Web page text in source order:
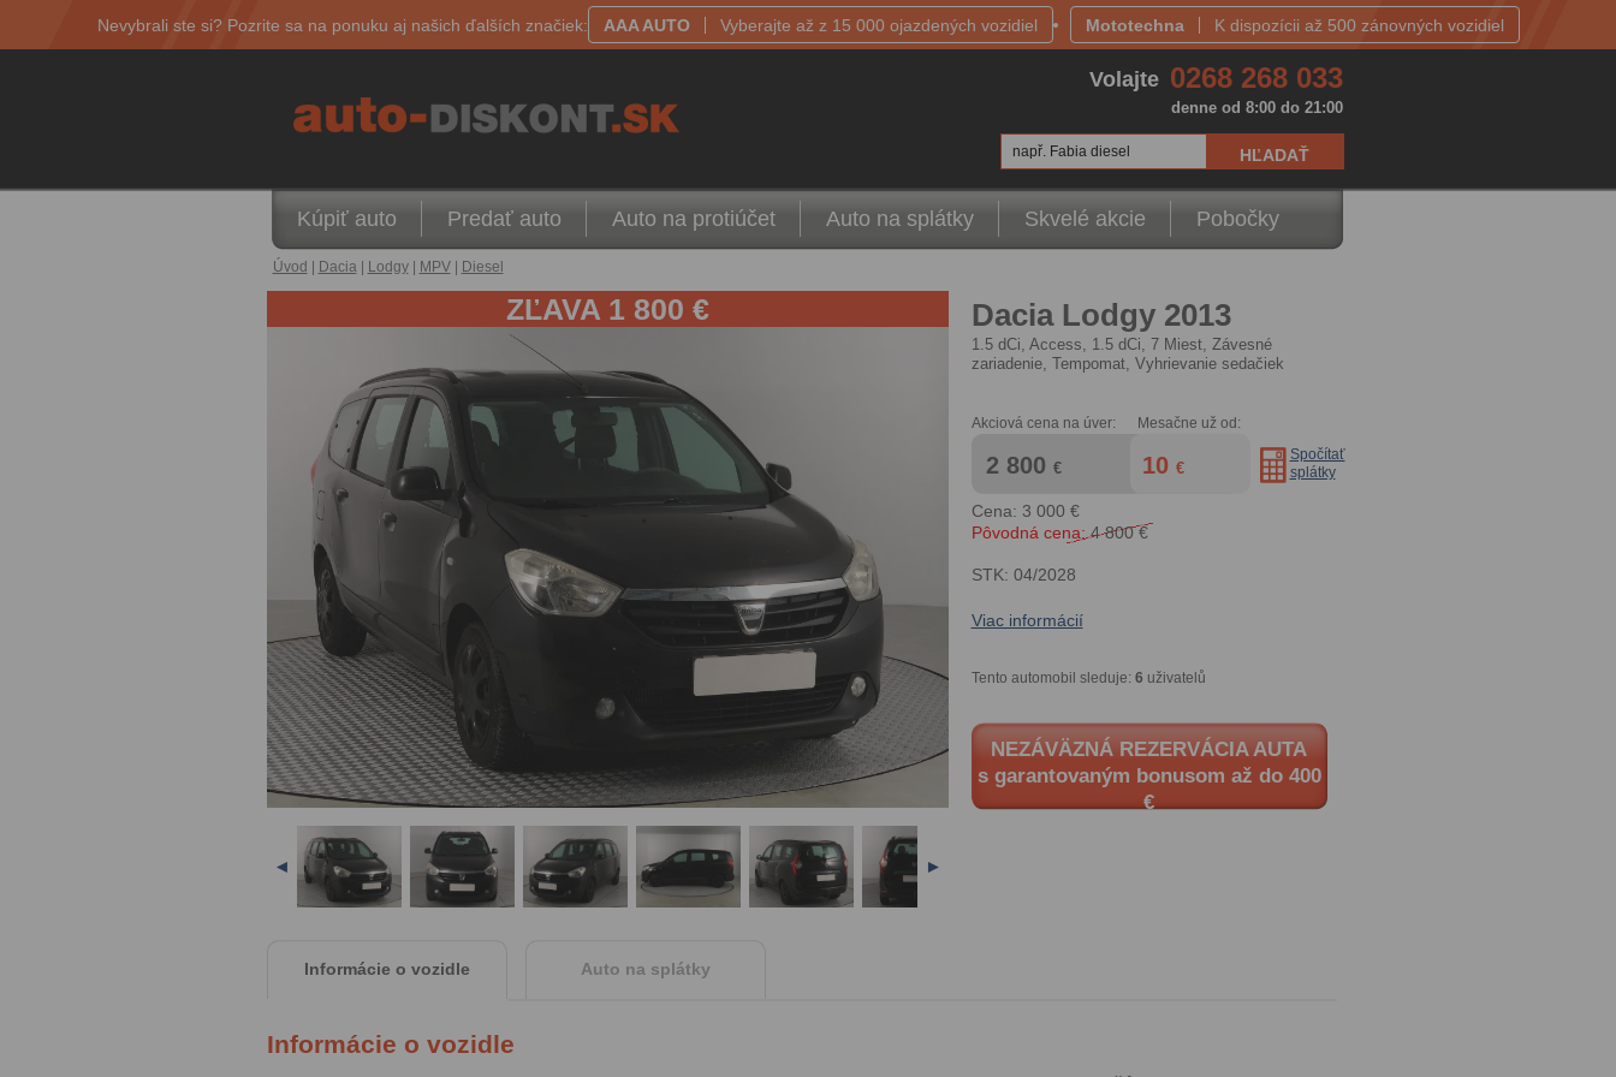
Nevybrali ste si? Pozrite sa na ponuku aj našich ďalších značiek: AAA AUTO Vyberajte až z 15 000 ojazdených vozidiel Mototechna K dispozícii až 500 zánovných vozidiel
např. Fabia diesel
Úvod Dacia| Lodgy| MPV| Diesel
Dacia Lodgy 2013
1.5 dCi, Access, 1.5 dCi, 7 Miest, Závesné
zariadenie, Tempomat, Vyhrievanie sedačiek
ZĽAVA1 800 €
Akciová cena na úver:
2 800 €
Mesačne už od:
10 €
Spočítať
splátky
Cena: 3 000 €
Pôvodná cena:4 800 €
STK: 04/2028
Viac informácií
Tento automobil sleduje: 6 uživatelů
NEZÁVÄZNÁ REZERVÁCIA AUTA
s garantovaným bonusom až do 400
€
◄ ►
Informácie o vozidle Auto na splátky
Informácie o vozidle
Kúpiť auto Predať auto Auto na protiúčet Auto na splátky Skvelé akcie Pobočky
Volajte 0268 268 033
denne od 8:00 do 21:00